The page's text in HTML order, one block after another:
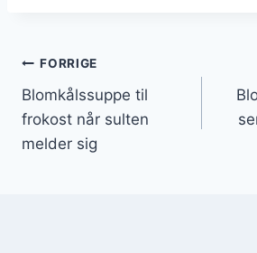
Indlægsnavigation
FORRIGE
Blomkålssuppe til
frokost når sulten
melder sig